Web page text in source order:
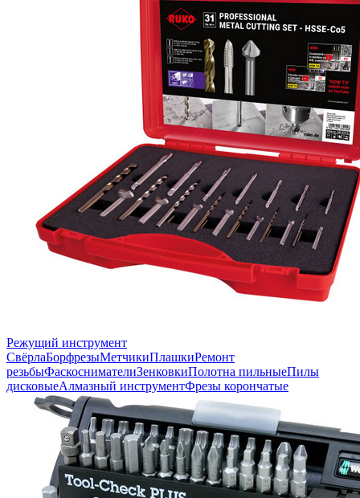
Режущий инструмент
СвёрлаБорфрезыМетчикиПлашкиРемонт
резьбыФаскоснимателиЗенковкиПолотна пильныеПилы
дисковыеАлмазный инструментФрезы корончатые